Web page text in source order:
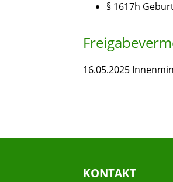
§ 1617h
16.05.2025
KONTAKT